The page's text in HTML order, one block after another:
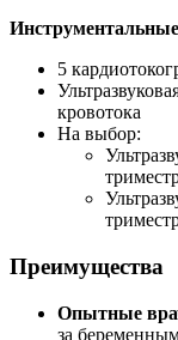
5
кровотока
На выбор:
Преимущества
Опытные
за